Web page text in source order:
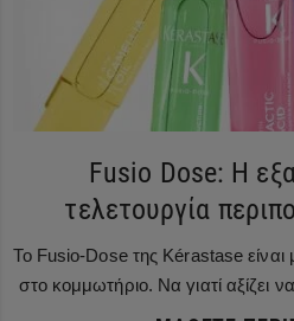
Fusio Dose: Η
τελετουργία
Το Fusio-Dose της Kérastase είναι
στο κομμωτήριο. Να γιατί αξίζει